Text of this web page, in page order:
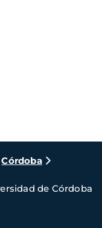
Córdoba
de Córdoba